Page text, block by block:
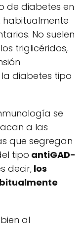
de diabetes en
No suelen
triglicéridos,
diabetes tipo
se
a las
que segregan
tipo antiGAD-
decir, los
al